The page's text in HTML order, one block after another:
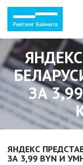
ЗА
ЯНДЕКС
ЗА 3,99 BYN И